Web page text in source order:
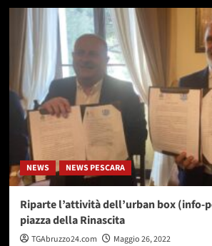
su
Elezioni
comunali,
iniziano
gli
incontri
Tortoreto
Più
cittadini
NEWS NEWS PESCARA
Riparte l’attività dell’urban box
piazza della Rinascita
TGAbruzzo24.com
Maggio 26, 2022